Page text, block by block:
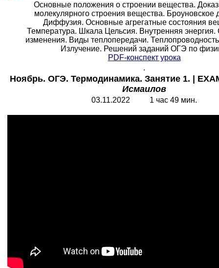
Основные положения о строении вещества.
молекулярного строения вещества. Броуновское
Диффузия. Основные агрегатные состояния
Температура. Шкала Цельсия. Внутренняя
изменения. Виды теплопередачи.
Излучение. Решений заданий ОГЭ по
PDF-конспект урока
.
Ноябрь. ОГЭ. Термодинамика. Занятие 1. |
Исмаилов
03.11.2022 1 час 49 мин.